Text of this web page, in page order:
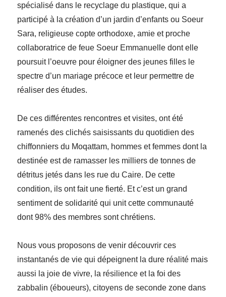
spécialisé dans le recyclage du plastique, qui a
participé à la création d’un jardin d’enfants ou Soeur
Sara, religieuse copte orthodoxe, amie et proche
collaboratrice de feue Soeur Emmanuelle dont elle
poursuit l’oeuvre pour éloigner des jeunes filles le
spectre d’un mariage précoce et leur permettre de
réaliser des études.
De ces différentes rencontres et visites, ont été
ramenés des clichés saisissants du quotidien des
chiffonniers du Moqattam, hommes et femmes dont la
destinée est de ramasser les milliers de tonnes de
détritus jetés dans les rue du Caire. De cette
condition, ils ont fait une fierté. Et c’est un grand
sentiment de solidarité qui unit cette communauté
dont 98% des membres sont chrétiens.
Nous vous proposons de venir découvrir ces
instantanés de vie qui dépeignent la dure réalité mais
aussi la joie de vivre, la résilience et la foi des
zabbalin (éboueurs), citoyens de seconde zone dans